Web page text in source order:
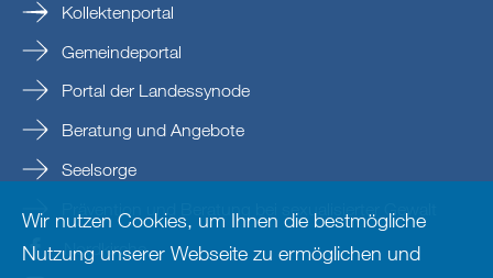
Kollektenportal
Gemeindeportal
Portal der Landessynode
Beratung und Angebote
Seelsorge
Prävention und Beratung bei sexualisierter Gewalt
Nordkirche
Wir nutzen Cookies, um Ihnen die bestmögliche
Nutzung unserer Webseite zu ermöglichen und